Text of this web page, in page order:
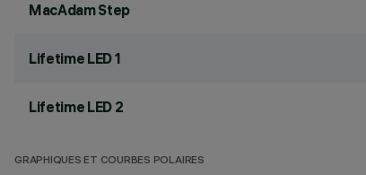
MacAdam Step
Lifetime LED 1
Lifetime LED 2
GRAPHIQUES ET COURBES POLAIRES